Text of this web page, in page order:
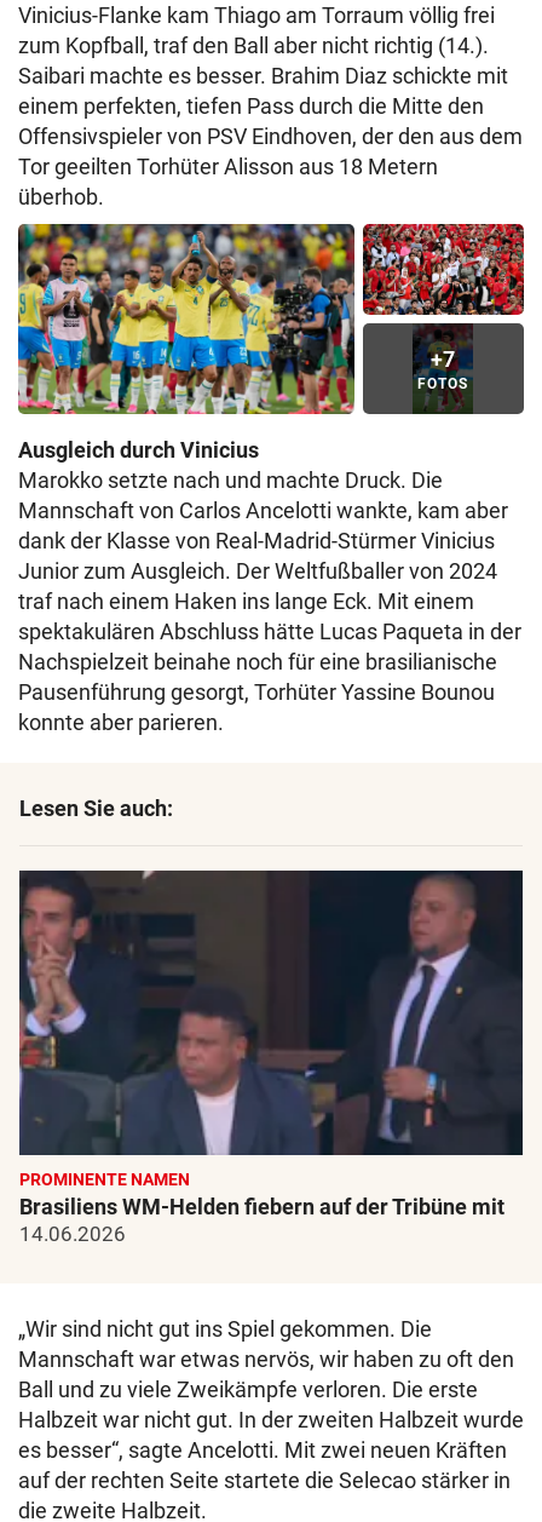
Vinicius-Flanke kam Thiago am Torraum völlig frei
zum Kopfball, traf den Ball aber nicht richtig (14.).
Saibari machte es besser. Brahim Diaz schickte mit
einem perfekten, tiefen Pass durch die Mitte den
Offensivspieler von PSV Eindhoven, der den aus dem
Tor geeilten Torhüter Alisson aus 18 Metern
überhob.
+7
FOTOS
Ausgleich durch Vinicius
Marokko setzte nach und machte Druck. Die
Mannschaft von Carlos Ancelotti wankte, kam aber
dank der Klasse von Real-Madrid-Stürmer Vinicius
Junior zum Ausgleich. Der Weltfußballer von 2024
traf nach einem Haken ins lange Eck. Mit einem
spektakulären Abschluss hätte Lucas Paqueta in der
Nachspielzeit beinahe noch für eine brasilianische
Pausenführung gesorgt, Torhüter Yassine Bounou
konnte aber parieren.
Lesen Sie auch:
PROMINENTE NAMEN
Brasiliens WM-Helden fiebern auf der Tribüne mit
14.06.2026
„Wir sind nicht gut ins Spiel gekommen. Die
Mannschaft war etwas nervös, wir haben zu oft den
Ball und zu viele Zweikämpfe verloren. Die erste
Halbzeit war nicht gut. In der zweiten Halbzeit wurde
es besser“, sagte Ancelotti. Mit zwei neuen Kräften
auf der rechten Seite startete die Selecao stärker in
die zweite Halbzeit.